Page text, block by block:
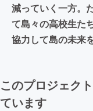
減っていく一方。
て島々の高校生た
協力して島の未来
このプロジェク
ています